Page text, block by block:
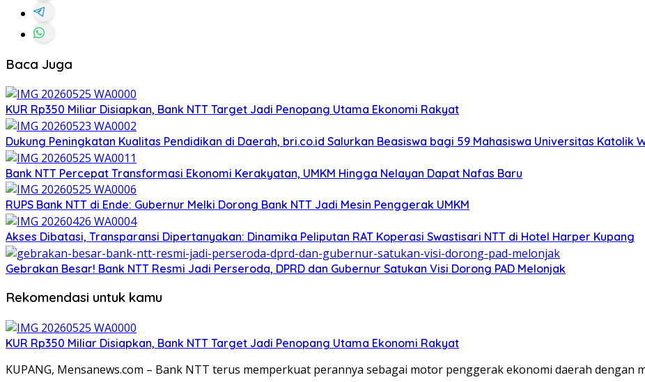
Baca Juga
KUR Rp350 Miliar Disiapkan, Bank NTT Target Jadi Penopang Utama Ekonomi Rakyat
Dukung Peningkatan Kualitas Pendidikan di Daerah, bri.co.id Salurkan Beasiswa bagi 59 Mahasiswa Universitas Katolik
Bank NTT Percepat Transformasi Ekonomi Kerakyatan, UMKM Hingga Nelayan Dapat Nafas Baru
RUPS Bank NTT di Ende: Gubernur Melki Dorong Bank NTT Jadi Mesin Penggerak UMKM
Akses Dibatasi, Transparansi Dipertanyakan: Dinamika Peliputan RAT Koperasi Swastisari NTT di Hotel Harper Kupang
Gebrakan Besar! Bank NTT Resmi Jadi Perseroda, DPRD dan Gubernur Satukan Visi Dorong PAD Melonjak
Rekomendasi untuk kamu
KUR Rp350 Miliar Disiapkan, Bank NTT Target Jadi Penopang Utama Ekonomi Rakyat
KUPANG, Mensanews.com – Bank NTT terus memperkuat perannya sebagai motor penggerak ekonomi daerah dengan